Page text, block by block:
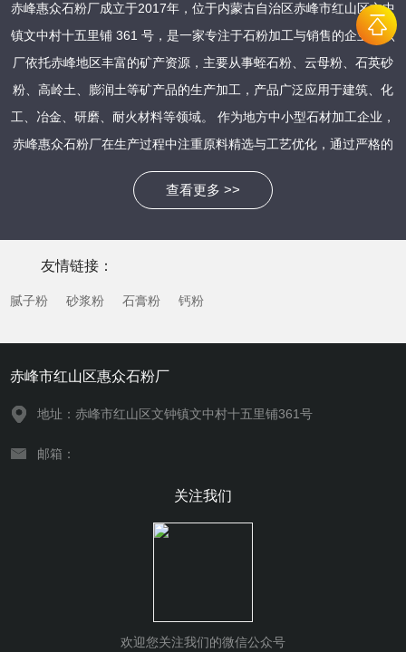
赤峰惠众石粉厂成立于2017年，位于内蒙古自治区赤峰市红山区文中
镇文中村十五里铺 361 号，是一家专注于石粉加工与销售的企业。该
厂依托赤峰地区丰富的矿产资源，主要从事蛭石粉、云母粉、石英砂
粉、高岭土、膨润土等矿产品的生产加工，产品广泛应用于建筑、化
工、冶金、研磨、耐火材料等领域。 作为地方中小型石材加工企业，
赤峰惠众石粉厂在生产过程中注重原料精选与工艺优化，通过严格的
质量管控确保产品稳定性。其石粉产品具有粒度均匀、纯度高、活性
强等特点，能够满足不同行业客户的需求，例如作为建筑材料中的填
查看更多 >>
友情链接：
腻子粉 砂浆粉 石膏粉 钙粉
赤峰市红山区惠众石粉厂
地址：赤峰市红山区文钟镇文中村十五里铺361号
邮箱：
关注我们
欢迎您关注我们的微信公众号